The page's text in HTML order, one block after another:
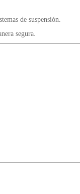
de suspensión.
segura.